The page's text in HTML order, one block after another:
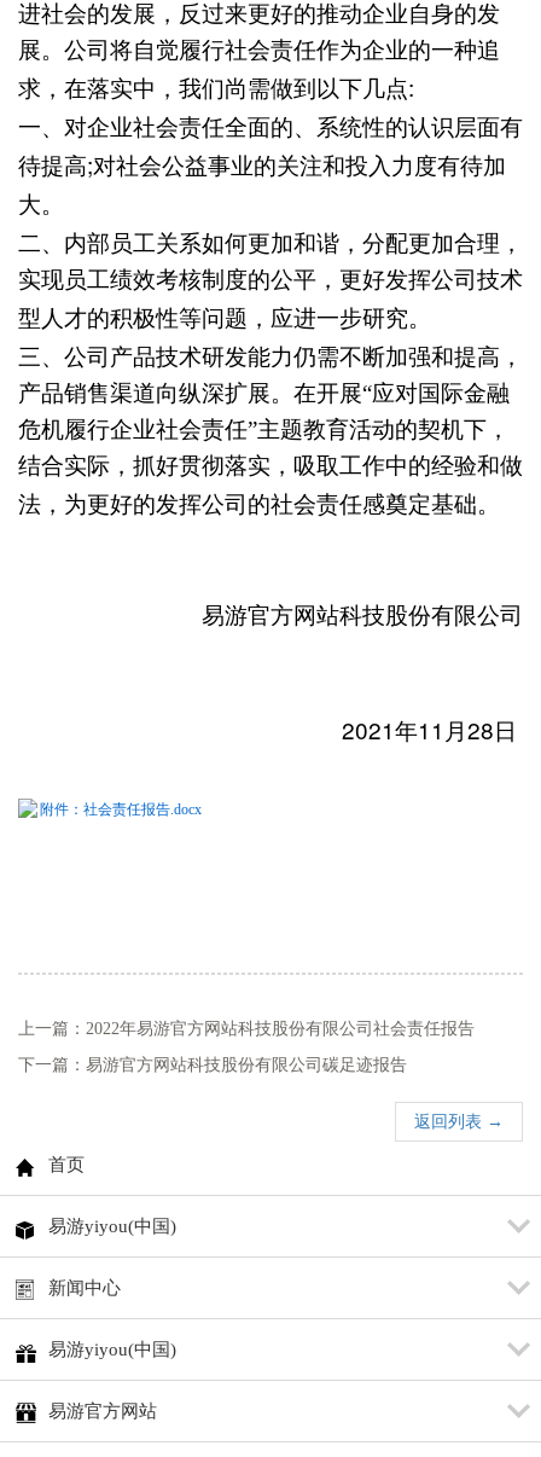
进社会的发展，反过来更好的推动企业自身的发
展。公司将自觉履行社会责任作为企业的一种追
求，在落实中，我们尚需做到以下几点:
一、
对企业社会责任全面的、系统性的认识层面有
待提高;对社会公益事业的关注和投入力度有待加
大。
二、
内部员工关系如何更加和谐，分配更加合理，
实现员工绩效考核制度的公平，更好发挥公司技术
型人才的积极性等问题，应进一步研究。
三、
公司产品技术研发能力仍需不断加强和提高，
产品销售渠道向纵深扩展。在开展“应对国际金融
危机履行企业社会责任”主题教育活动的契机下，
结合实际，抓好贯彻落实，吸取工作中的经验和做
法，为更好的发挥公司的社会责任感奠定基础。
易游官方网站科技股份有限公司
2021年11 月 28 日
附件：社会责任报告.docx
上一篇：2022年易游官方网站科技股份有限公司社会责任报告
下一篇：易游官方网站科技股份有限公司碳足迹报告
返回列表 →
首页
易游yiyou(中国)
新闻中心
易游yiyou(中国)
易游官方网站